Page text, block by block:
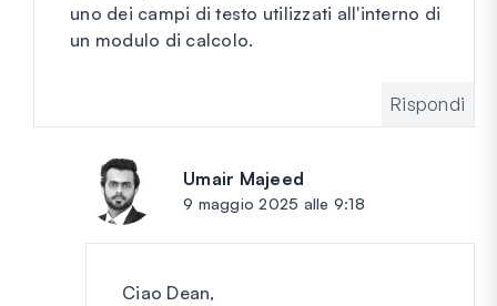
uno dei campi di testo utilizzati all'interno di
un modulo di calcolo.
Rispondi
Umair Majeed
9 maggio 2025 alle 9:18
Ciao Dean,